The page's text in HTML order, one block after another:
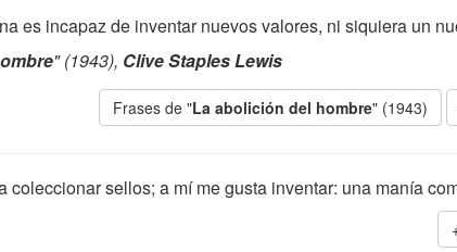
es incapaz de inventar nuevos valores, ni siquiera un
" (1943), Clive Staples Lewis
Frases de "La abolición del hombre" (1943)
coleccionar sellos; a mí me gusta inventar: una manía